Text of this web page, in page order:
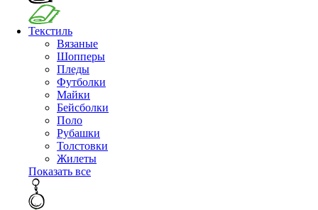
Текстиль
Вязаные
Шопперы
Пледы
Футболки
Майки
Бейсболки
Поло
Рубашки
Толстовки
Жилеты
Показать все